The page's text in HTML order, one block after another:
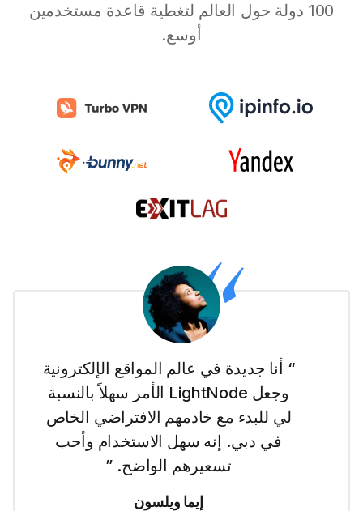
100 دولة حول العالم لتغطية قاعدة مستخدمين
أوسع.
“ أنا جديدة في عالم المواقع الإلكترونية
وجعل LightNode الأمر سهلاً بالنسبة
لي للبدء مع خادمهم الافتراضي الخاص
في دبي. إنه سهل الاستخدام وأحب
تسعيرهم الواضح. ”
إيما ويلسون